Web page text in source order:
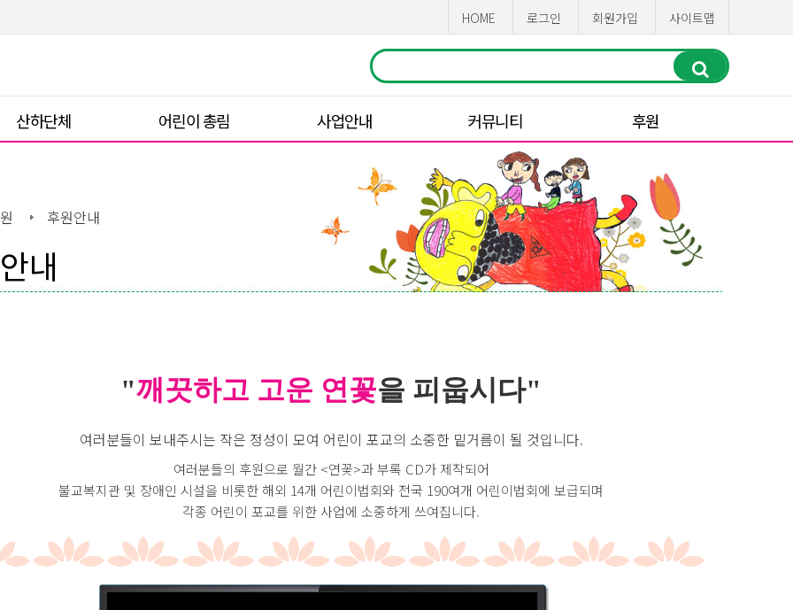
HOME 로그인 회원가입 사이트맵
산하단체 어린이 총림 사업안내 커뮤니티 후원
후원안내
내
"깨끗하고 고운 연꽃을 피웁시다"
여러분들이 보내주시는 작은 정성이 모여 어린이 포교의 소중한 밑거름이 될 것입니다.
여러분들의 후원으로 월간 <연꽃>과 부록 CD가 제작되어
불교복지관 및 장애인 시설을 비롯한 해외 14개 어린이법회와 전국 190여개 어린이법회에 보급되며
각종 어린이 포교를 위한 사업에 소중하게 쓰여집니다.